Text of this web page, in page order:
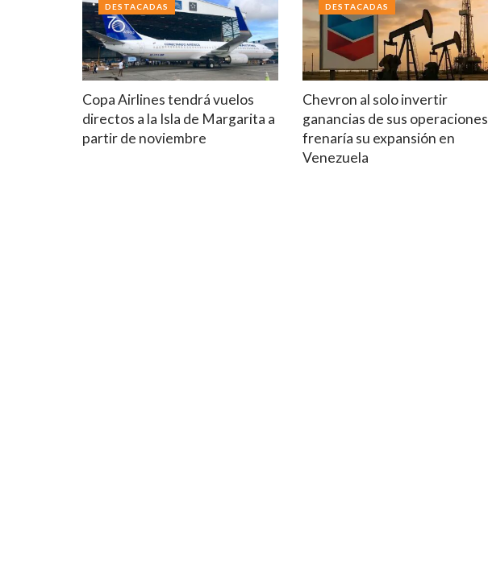
Copa Airlines tendrá vuelos
directos a la Isla de Margarita a
partir de noviembre
DESTACADAS
Chevron al solo invertir
ganancias de sus operaciones
frenaría su expansión en
Venezuela
DESTACADAS